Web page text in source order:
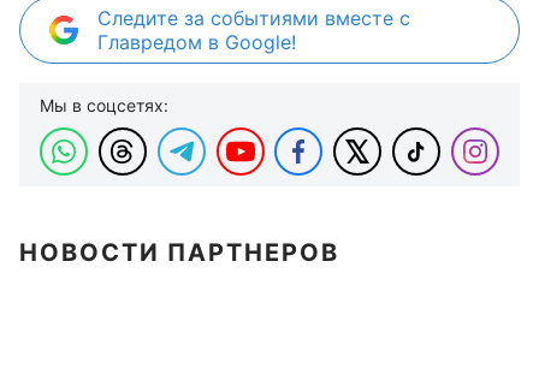
Следите за событиями вместе с
Главредом в Google!
Мы в соцсетях:
НОВОСТИ ПАРТНЕРОВ